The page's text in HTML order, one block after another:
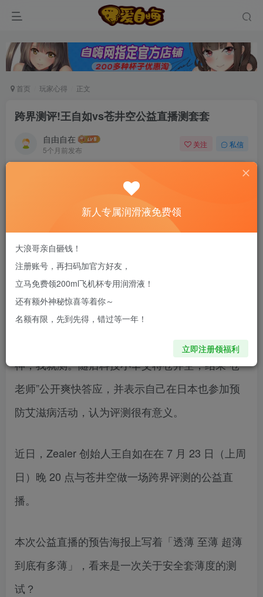
首页 玩家心得 正文
跨界测评!王自如vs苍井空公益直播测套套
自由自在
5个月前发布
关注 私信
新老司机速来！注册自嗨网+扫码加好友，即
送200ml润滑液→
编者按：苍井空苍老师大家都非常熟悉了吧，男人
们的大众情人啊，更是男人们的“性启蒙”老师啊。
这跨界跨的脑洞大开啊。Zealer员工科技小辛转发
了一则“情侣酒店禁忌话题”的微博，自曝“很单纯，
不懂”，随后王自如调侃称“你要是能给我来个女
神，我就测。随后科技小辛艾特苍井空，结果“苍
老师”公开爽快答应，并表示自己在日本也参加预
防艾滋病活动，认为评测很有意义。
近日，Zealer 创始人王自如在在 7 月 23 日（上周
日）晚 20 点与苍井空做一场跨界评测的公益直
播。
本次公益直播的预告海报上写着「透薄 至薄 超薄
到底有多薄」，看来是一次关于安全套薄度的测
试？
新人专属润滑液免费领
大浪哥亲自砸钱！
注册账号，再扫码加官方好友，
立马免费领200ml飞机杯专用润滑液！
还有额外神秘惊喜等着你～
名额有限，先到先得，错过等一年！
立即注册领福利